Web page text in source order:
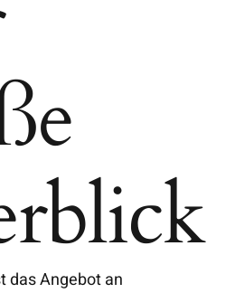
das Angebot an